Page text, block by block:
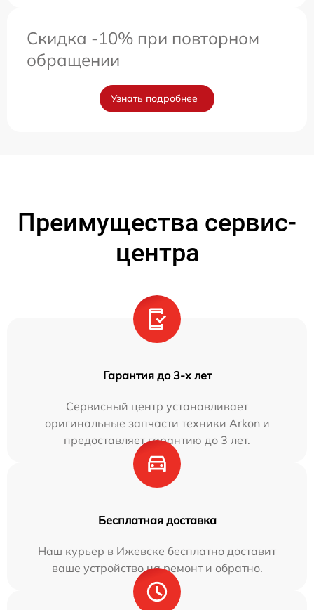
Скидка -10% при повторном
обращении
Узнать подробнее
Преимущества сервис-
центра
Гарантия до 3-х лет
Сервисный центр устанавливает
оригинальные запчасти техники Arkon и
предоставляет гарантию до 3 лет.
Бесплатная доставка
Наш курьер в Ижевске бесплатно доставит
ваше устройство на ремонт и обратно.